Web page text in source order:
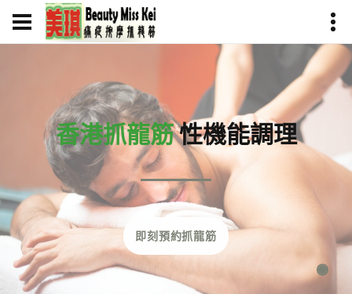
香港抓龍筋性機能調理
即刻預約抓龍筋